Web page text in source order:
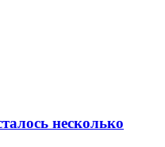
несколько